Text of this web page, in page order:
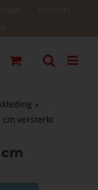
»
cm versterkt